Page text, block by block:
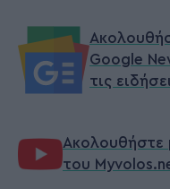
Google
τις
Ακολουθήστε
του